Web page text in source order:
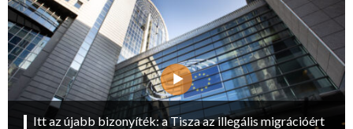
Itt az újabb bizonyíték: a Tisza az illegális migrációért